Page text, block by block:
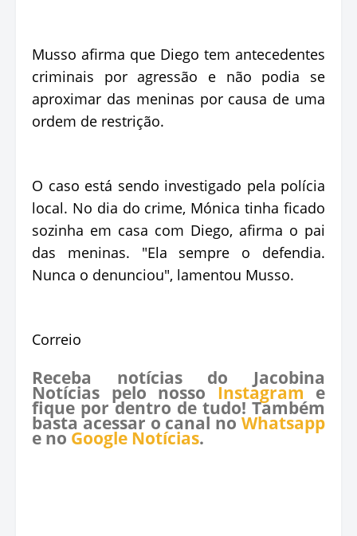
Musso afirma que Diego tem antecedentes
criminais por agressão e não podia se
aproximar das meninas por causa de uma
ordem de restrição.
O caso está sendo investigado pela polícia
local. No dia do crime, Mónica tinha ficado
sozinha em casa com Diego, afirma o pai
das meninas. "Ela sempre o defendia.
Nunca o denunciou", lamentou Musso.
Correio
Receba notícias do Jacobina
Notícias pelo nosso Instagram e
fique por dentro de tudo! Também
basta acessar o canal no Whatsapp
e no Google Notícias.